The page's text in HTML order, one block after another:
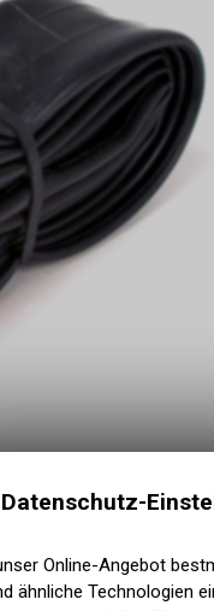
Presta
Online-Angebot
ähnliche Technologien